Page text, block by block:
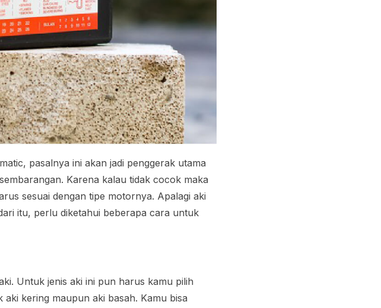
pasalnya ini akan jadi penggerak utama
Karena kalau tidak cocok maka
sesuai dengan tipe motornya. Apalagi aki
itu, perlu diketahui beberapa cara untuk
Untuk jenis aki ini pun harus kamu pilih
kering maupun aki basah. Kamu bisa